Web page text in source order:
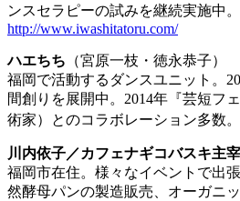
ンスセラピーの試みを継続実施中
http://www.iwashitatoru.com/
ハエちち （宮原一枝・徳永恭子）
福岡で活動するダンスユニット。
間創りを展開中。2014年『芸短フ
術家）とのコラボレーション多数
川内依子／カフェナギコバスキ主宰
福岡市在住。様々なイベントで出
然酵母パンの製造販売、オーガニ